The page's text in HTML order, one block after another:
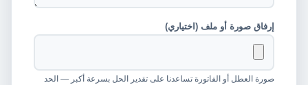
إرفاق صورة أو ملف (اختياري)
صورة العطل أو الفاتورة تساعدنا على تقدير الحل بسرعة أكبر — الحد